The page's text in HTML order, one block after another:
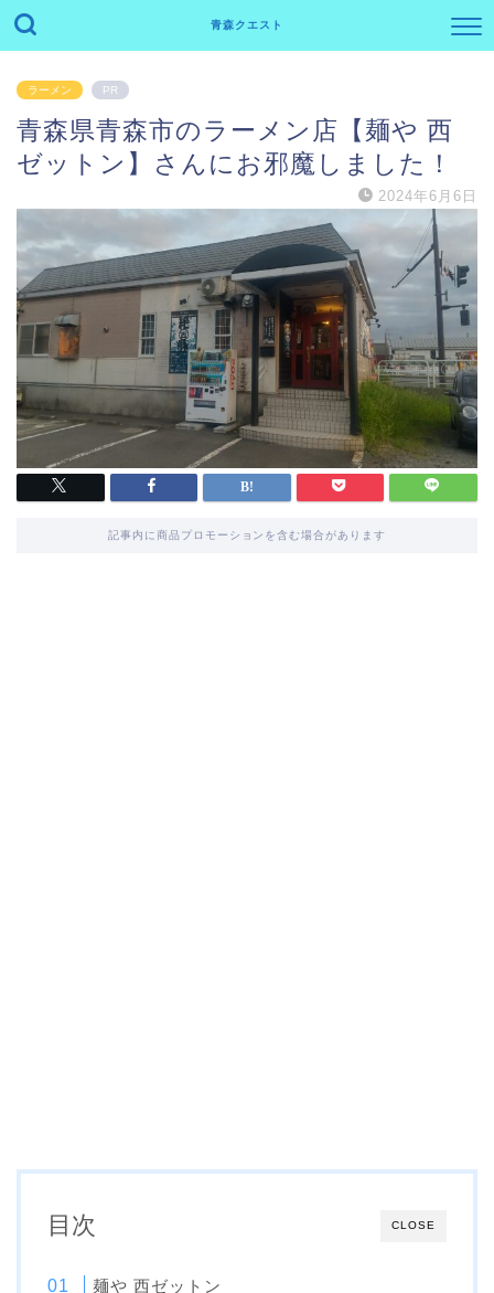
青森クエスト
ラーメン PR
青森県青森市のラーメン店【麺や 西
ゼットン】さんにお邪魔しました！
2024年6月6日
記事内に商品プロモーションを含む場合があります
CLOSE
目次
麺や 西ゼットン